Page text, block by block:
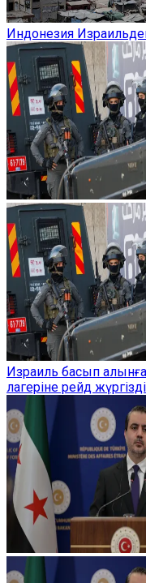
Индонезия
Израиль басып
лагеріне рейд жүргізді